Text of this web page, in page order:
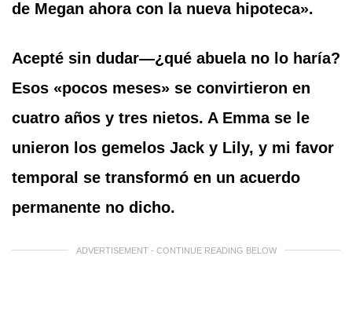
de Megan ahora con la nueva hipoteca».
Acepté sin dudar—¿qué abuela no lo haría?
Esos «pocos meses» se convirtieron en
cuatro años y tres nietos. A Emma se le
unieron los gemelos Jack y Lily, y mi favor
temporal se transformó en un acuerdo
permanente no dicho.
ADVERTISEMENT - CONTINUE READING BELOW